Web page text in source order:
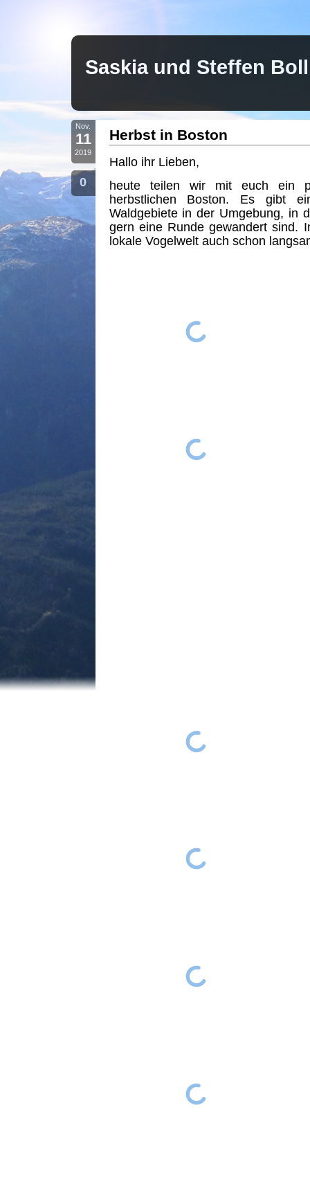
Saskia und Steffen
Nov.
11
2019
0
Herbst in Boston
Hallo ihr Lieben,
heute teilen wir mit euch ein
herbstlichen Boston. Es gibt
Waldgebiete in der Umgebung, in
gern eine Runde gewandert sind.
lokale Vogelwelt auch schon